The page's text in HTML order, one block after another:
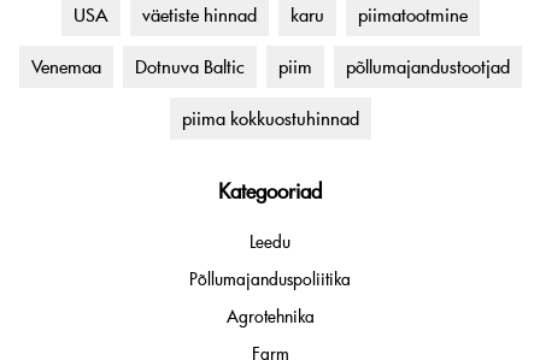
USA väetiste hinnad karu piimatootmine
Venemaa Dotnuva Baltic piim põllumajandustootjad
piima kokkuostuhinnad
Kategooriad
Leedu
Põllumajanduspoliitika
Agrotehnika
Farm